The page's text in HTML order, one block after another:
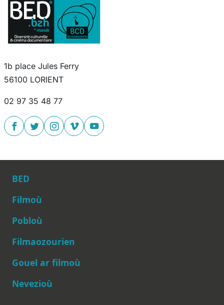
1b place Jules Ferry
56100 LORIENT
02 97 35 48 77
Main navigation
BED
Filmoù
Pobloù
Filmaozourien
Gouel ar filmoù
Nevezioù